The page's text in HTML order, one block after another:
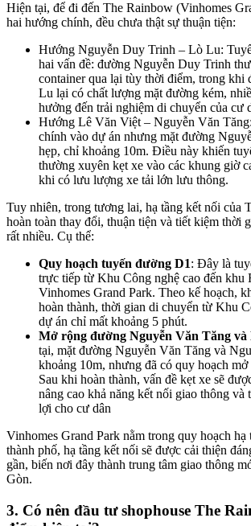
Hiện tại, để đi đến The Rainbow (Vinhomes
hai hướng chính, đều chưa thật sự thuận tiện:
Hướng Nguyễn Duy Trinh – Lò Lu:
hai vấn đề: đường Nguyễn Duy Trinh
container qua lại tùy thời điểm, trong khi
Lu lại có chất lượng mặt đường kém,
hưởng đến trải nghiệm di chuyển của cư
Hướng Lê Văn Việt – Nguyễn Văn
chính vào dự án nhưng mặt đường
hẹp, chỉ khoảng 10m. Điều này khiến
thường xuyên kẹt xe vào các khung giờ
khi có lưu lượng xe tải lớn lưu thông.
Tuy nhiên, trong tương lai, hạ tầng kết nối của
hoàn toàn thay đổi, thuận tiện và tiết kiệm thời
rất nhiều. Cụ thể:
Quy hoạch tuyến đường D1: Đây là
trực tiếp từ Khu Công nghệ cao đến khu
Vinhomes Grand Park. Theo kế hoạch,
hoàn thành, thời gian di chuyển từ Khu
dự án chỉ mất khoảng 5 phút.
Mở rộng đường Nguyễn Văn Tăng và
tại, mặt đường Nguyễn Văn Tăng và
khoảng 10m, nhưng đã có quy hoạch
Sau khi hoàn thành, vấn đề kẹt xe sẽ
nâng cao khả năng kết nối giao thông và
lợi cho cư dân
Vinhomes Grand Park nằm trong quy hoạch hạ
thành phố, hạ tầng kết nối sẽ được cải thiện
gần, biến nơi đây thành trung tâm giao thông
Gòn.
3. Có nên đầu tư shophouse The